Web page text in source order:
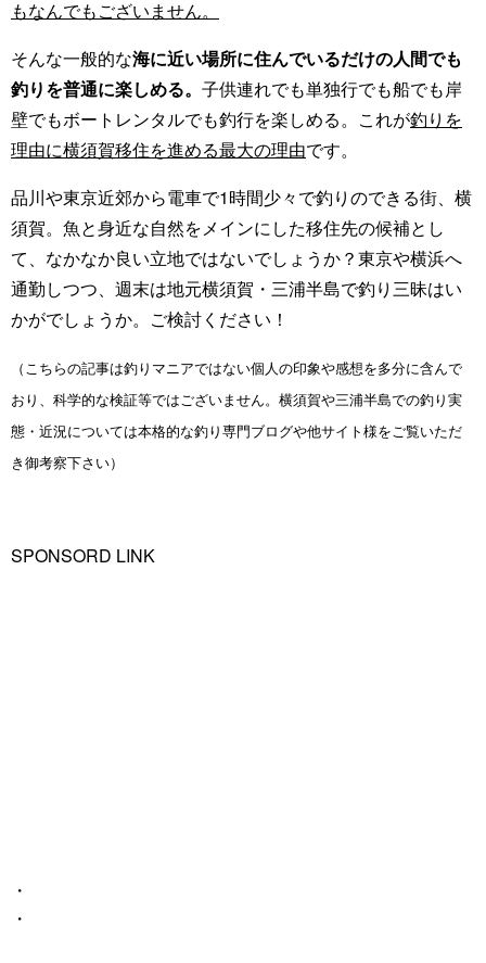
もなんでもございません。
そんな一般的な海に近い場所に住んでいるだけの人間でも
釣りを普通に楽しめる。 子供連れでも単独行でも船でも岸
壁でもボートレンタルでも釣行を楽しめる。これが釣りを
理由に横須賀移住を進める最大の理由です。
品川や東京近郊から電車で1時間少々で釣りのできる街、横
須賀。魚と身近な自然をメインにした移住先の候補とし
て、なかなか良い立地ではないでしょうか？東京や横浜へ
通勤しつつ、週末は地元横須賀・三浦半島で釣り三昧はい
かがでしょうか。ご検討ください！
（こちらの記事は釣りマニアではない個人の印象や感想を多分に含んで
おり、科学的な検証等ではございません。横須賀や三浦半島での釣り実
態・近況については本格的な釣り専門ブログや他サイト様をご覧いただ
き御考察下さい）
SPONSORD LINK
・
・